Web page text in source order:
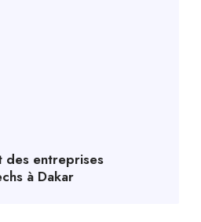
des entreprises
à Dakar